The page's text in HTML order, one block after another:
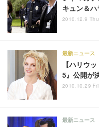
キュン＆
2010.12.9
【ハリウ
5』公開が
最新ニュース
2010.10.29
最新ニュース